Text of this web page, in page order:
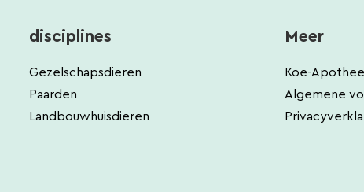
disciplines
Gezelschapsdieren
Paarden
Landbouwhuisdieren
Meer
Koe-
Algemene